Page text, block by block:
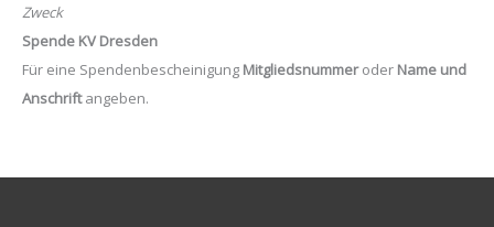
Zweck
Spende KV Dresden
Für eine Spendenbescheinigung Mitgliedsnummeroder Name und
Anschriftangeben.